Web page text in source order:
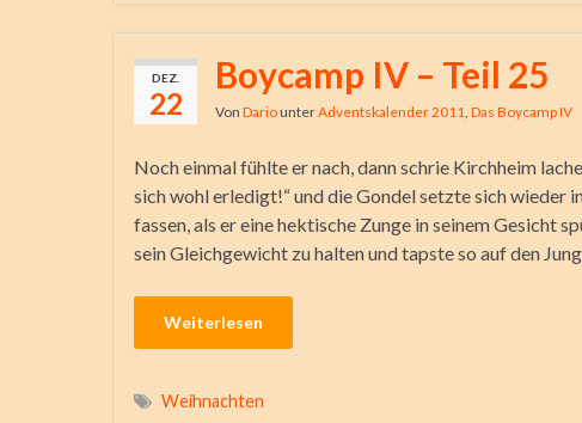
DEZ.
22
Boycamp IV – Teil 25
Von DariounterAdventskalender 2011, Das Boycamp IV
Noch einmal fühlte er nach, dann schrie Kirchheim
sich wohl erledigt!“ und die Gondel setzte sich wieder
fassen, als er eine hektische Zunge in seinem Gesicht
sein Gleichgewicht zu halten und tapste so auf den
Weiterlesen
Weihnachten